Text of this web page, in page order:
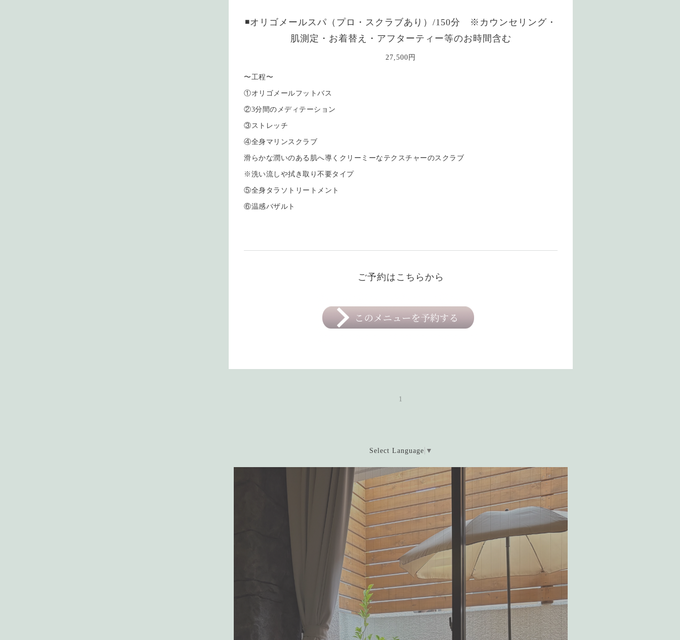
◾️オリゴメールスパ（プロ・スクラブあり）/150分 ※カウンセリング・
肌測定・お着替え・アフターティー等のお時間含む
27,500円
〜工程〜
①オリゴメールフットバス
②3分間のメディテーション
③ストレッチ
④全身マリンスクラブ
滑らかな潤いのある肌へ導くクリーミーなテクスチャーのスクラブ
※洗い流しや拭き取り不要タイプ
⑤全身タラソトリートメント
⑥温感バザルト
ご予約はこちらから
1
Select Language ▼